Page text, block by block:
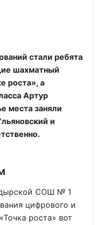
стали ребята
шахматный
роста», а
Артур
места заняли
и
СОШ № 1
цифрового и
роста» вот